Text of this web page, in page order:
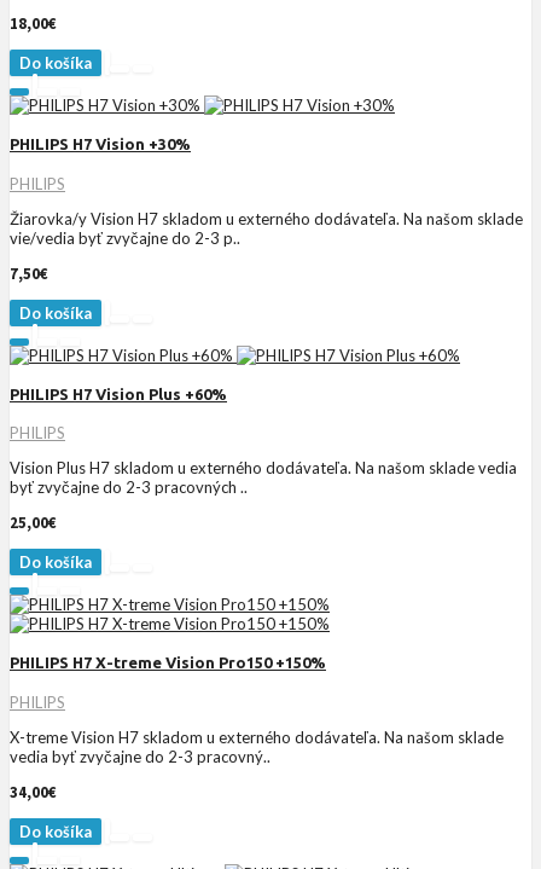
18,00€
Do košíka
PHILIPS H7 Vision +30%
PHILIPS
Žiarovka/y Vision H7 skladom u externého dodávateľa. Na našom sklade
vie/vedia byť zvyčajne do 2-3 p..
7,50€
Do košíka
PHILIPS H7 Vision Plus +60%
PHILIPS
Vision Plus H7 skladom u externého dodávateľa. Na našom sklade vedia
byť zvyčajne do 2-3 pracovných ..
25,00€
Do košíka
PHILIPS H7 X-treme Vision Pro150 +150%
PHILIPS
X-treme Vision H7 skladom u externého dodávateľa. Na našom sklade
vedia byť zvyčajne do 2-3 pracovný..
34,00€
Do košíka